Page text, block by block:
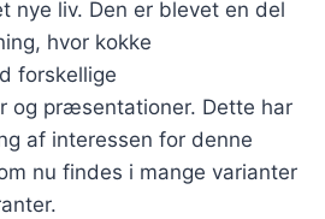
nye liv. Den er blevet en del
hvor kokke
forskellige
og præsentationer. Dette har
af interessen for denne
nu findes i mange varianter